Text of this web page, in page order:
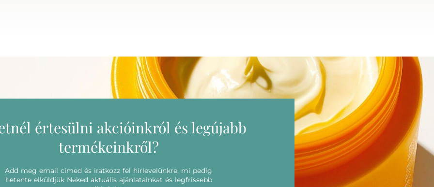
értesülni akcióinkról és legújabb
termékeinkről?
Add meg email címed és iratkozz fel hírlevelünkre, mi pedig
hetente elküldjük Neked aktuális ajánlatainkat és legfrissebb